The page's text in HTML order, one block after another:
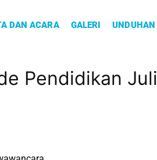
DAN ACARA GALERI UNDUHAN
Pendidikan Juli